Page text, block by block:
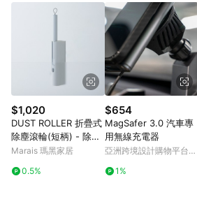
$1,020
DUST ROLLER 折疊式
除塵滾輪(短柄) - 除塵
滾輪1入(短)＋補充紙10
Marais 瑪黑家居
0.5%
$654
MagSafer 3.0 汽車專
用無線充電器
亞洲跨境設計購物平台
1%